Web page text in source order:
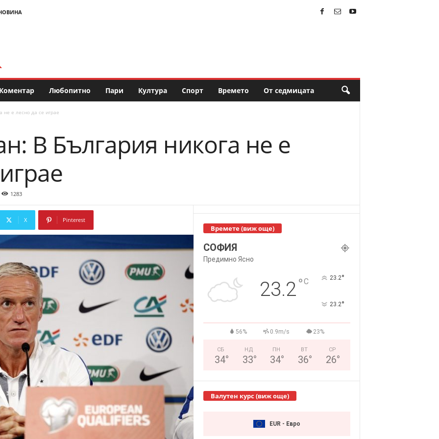
Коментар Любопитно Пари Култура Спорт Времето От седмицата
е лесно да се играе
В България никога не е
1283
X Pinterest
Времете (виж още)
СОФИЯ
Предимно Ясно
23.2°C 23.2°
23.2°
56% 0.9m/s 23%
СБ
34°
НД
33°
ПН
34°
ВТ
36°
СР
26°
Валутен курс (виж още)
EUR - Евро